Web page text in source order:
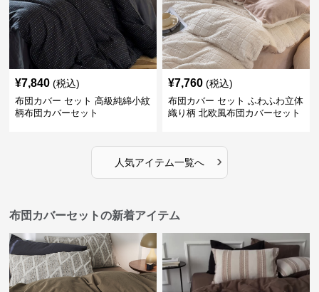
¥7,840 (税込)
布団カバー セット 高級純綿小紋
柄布団カバーセット
¥7,760 (税込)
布団カバー セット ふわふわ立体
織り柄 北欧風布団カバーセット
人気アイテム一覧へ ›
布団カバーセットの新着アイテム